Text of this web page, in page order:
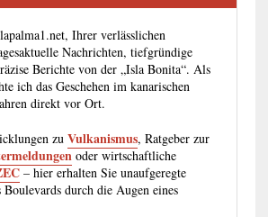
Ihrer verlässlichen
Nachrichten, tiefgründige
Berichte von der „Isla Bonita“. Als
ich das Geschehen im kanarischen
direkt vor Ort.
zu Vulkanismus, Ratgeber zur
oder wirtschaftliche
– hier erhalten Sie unaufgeregte
Boulevards durch die Augen eines